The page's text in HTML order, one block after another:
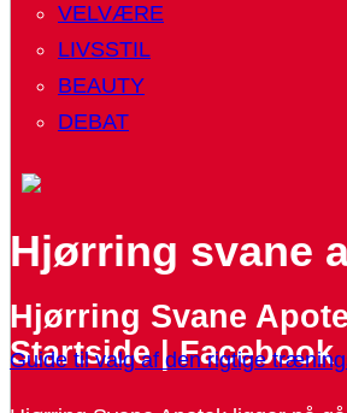
Guide til valg af den rigtige
VELVÆRE
LIVSSTIL
BEAUTY
DEBAT
Hjørring svane
Hjørring Svane
Startside | Facebook